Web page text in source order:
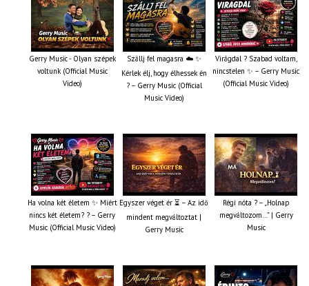
Gerry Music - Olyan szépek
voltunk (Official Music
Video)
Szállj fel magasra ☁️ ✨
Kérlek élj, hogy élhessek én
? – Gerry Music (Official
Music Video)
Virágdal ? Szabad voltam,
nincstelen ✨ – Gerry Music
(Official Music Video)
Ha volna két életem ✨ Miért
nincs két életem? ? – Gerry
Music (Official Music Video)
Egyszer véget ér ⏳ – Az idő
mindent megváltoztat |
Gerry Music
Régi nóta ? – „Holnap
megváltozom…” | Gerry
Music